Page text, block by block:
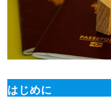
はじめに